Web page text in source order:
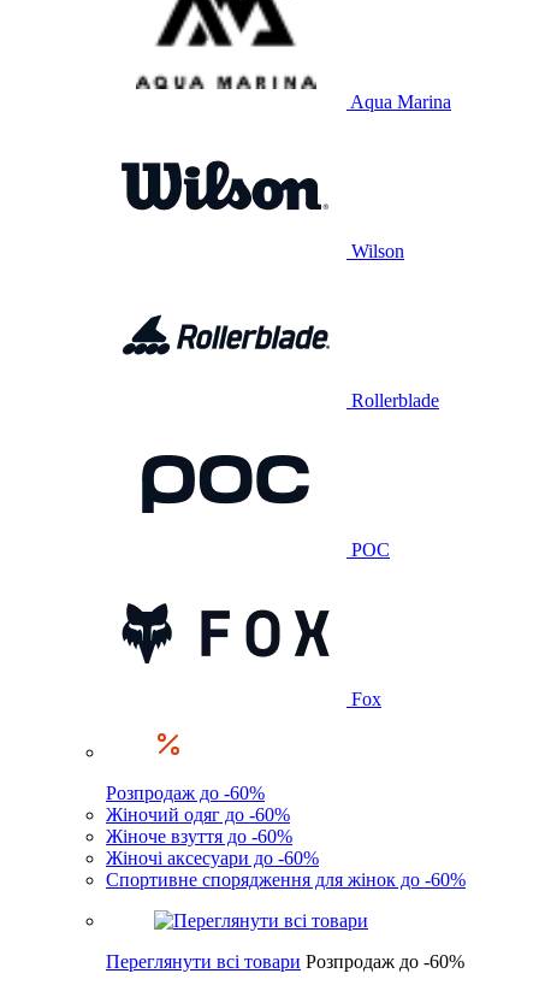
Aqua Marina
Wilson
Rollerblade
POC
Fox
Розпродаж до -60%
Жіночий одяг до -60%
Жіноче взуття до -60%
Жіночі аксесуари до -60%
Спортивне спорядження для жінок до -60%
Переглянути всі товари Розпродаж до -60%